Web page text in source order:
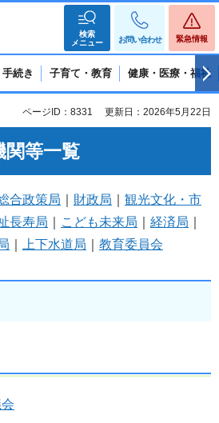
検索
メニュー
お問い合わせ 緊急情報
手続き 子育て・教育 健康・医療・福祉
ページID：8331 更新日：2026年5月22日
関等一覧
合政策局 財政局
観光文化・市
長寿局 こども未来局 経済局
上下水道局 教育委員会